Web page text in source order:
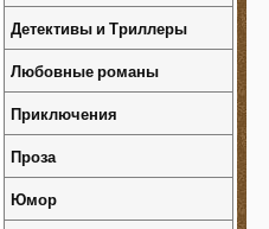
Детективы и Триллеры
Любовные романы
Приключения
Проза
Юмор